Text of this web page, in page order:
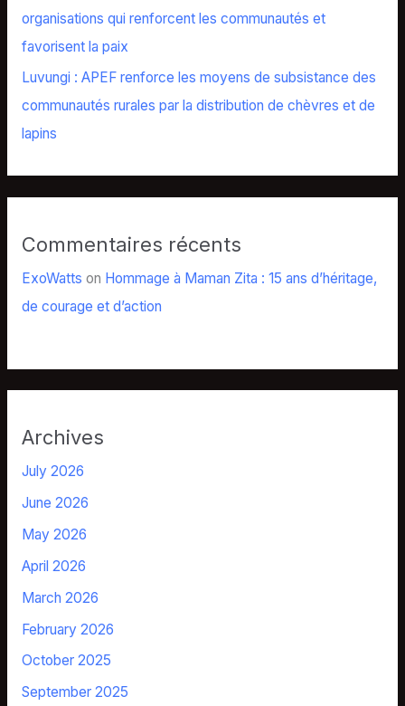
organisations qui renforcent les communautés et
favorisent la paix
Luvungi : APEF renforce les moyens de subsistance des
communautés rurales par la distribution de chèvres et de
lapins
Commentaires récents
ExoWatts on Hommage à Maman Zita : 15 ans d’héritage,
de courage et d’action
Archives
July 2026
June 2026
May 2026
April 2026
March 2026
February 2026
October 2025
September 2025